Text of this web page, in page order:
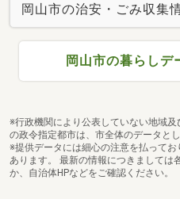
岡山市の治安・ごみ収集
岡山市の暮らしデ
※行政機関により公表していない地域
の政令指定都市は、市全体のデータと
※提供データには細心の注意を払って
あります。 最新の情報につきましては
か、自治体HPなどをご確認ください。